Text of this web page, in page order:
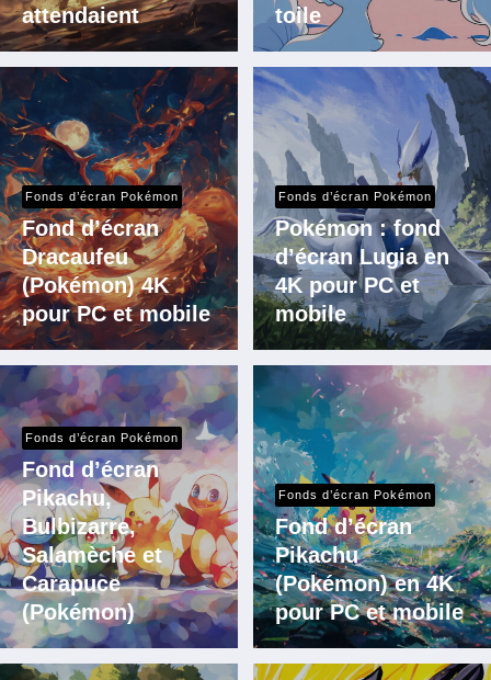
attendaient
toile
Fonds d’écran Pokémon
Fond d’écran
Dracaufeu
(Pokémon) 4K
pour PC et mobile
Fonds d’écran Pokémon
Pokémon : fond
d’écran Lugia en
4K pour PC et
mobile
Fonds d’écran Pokémon
Fond d’écran
Pikachu,
Bulbizarre,
Salamèche et
Carapuce
(Pokémon)
Fonds d’écran Pokémon
Fond d’écran
Pikachu
(Pokémon) en 4K
pour PC et mobile